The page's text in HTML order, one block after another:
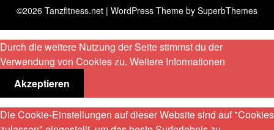
©2026 Tanzfitness.net | WordPress Theme by SuperbThemes
Durch die weitere Nutzung der Seite stimmst du der
Verwendung von Cookies zu. Weitere Informationen
Akzeptieren
Die Cookie-Einstellungen auf dieser Website sind auf "Cookies